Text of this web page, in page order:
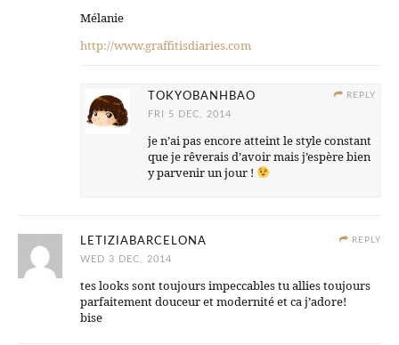
Mélanie
http://www.graffitisdiaries.com
REPLY
TOKYOBANHBAO
FRI 5 DEC, 2014
je n’ai pas encore atteint le style constant
que je rêverais d’avoir mais j’espère bien
y parvenir un jour !
REPLY
LETIZIABARCELONA
WED 3 DEC, 2014
tes looks sont toujours impeccables tu allies toujours
parfaitement douceur et modernité et ca j’adore!
bise